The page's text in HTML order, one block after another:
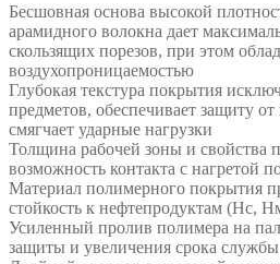
Бесшовная основа высокой
арамидного волокна дает
скользящих порезов, при этом
воздухопроницаемостью
Глубокая текстура покрытия
предметов, обеспечивает защиту
смягчает ударные нагрузки
Толщина рабочей зоны и свойства
возможность контакта с нагретой
Материал полимерного покрытия
стойкость к нефтепродуктам (Нс,
Усиленный пролив полимера на
защиты и увеличения срока службы